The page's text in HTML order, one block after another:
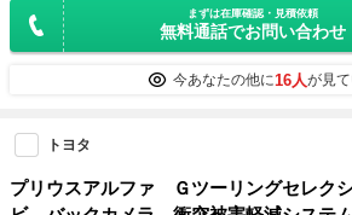
まずは在庫確認・見積依頼
無料通話でお問い合わせ
今あなたの他に16人が見
トヨタ
プリウスアルファ Ｇツーリングセレク